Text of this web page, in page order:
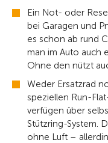
Ein Not- oder
bei Garagen und
es schon ab rund
man im Auto auch
Ohne den nützt
Weder Ersatzrad
speziellen Run-
verfügen über
Stützring-System.
ohne Luft –